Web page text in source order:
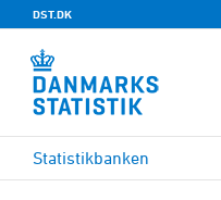
DST.DK
Statistikbanken